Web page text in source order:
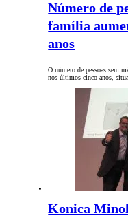
Número de
família
anos
O número de pessoas sem
nos últimos cinco anos,
Konica